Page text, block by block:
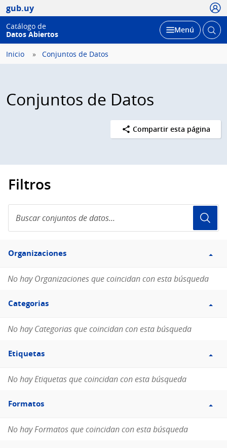
gub.uy
Catálogo de
Datos Abiertos
Desplegar
Menú Abrir
Inicio Conjuntos de Datos
Conjuntos de Datos
Compartir esta página
Filtros
conjuntos
de
Filtro
Organizaciones
Organizaciones
No hay Organizaciones que coincidan con esta búsqueda
Filtro
Categorias
Categorias
No hay Categorias que coincidan con esta búsqueda
Filtro
Etiquetas
Etiquetas
No hay Etiquetas que coincidan con esta búsqueda
Filtro
Formatos
Formatos
No hay Formatos que coincidan con esta búsqueda